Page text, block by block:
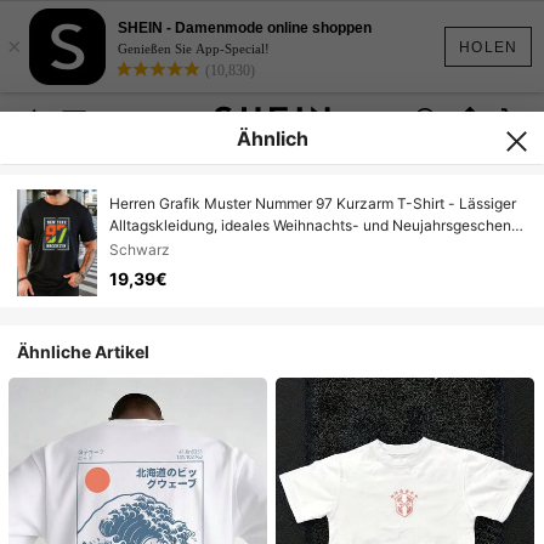
HOLEN
×
SHEIN - Damenmode online shoppen
Genießen Sie App-Special!
(10,830)
Ähnlich
Herren Grafik Muster Nummer 97 Kurzarm T-Shirt - Lässiger
Alltagskleidung, ideales Weihnachts- und Neujahrsgeschenk
für Männer
Schwarz
19,39€
Ähnliche Artikel